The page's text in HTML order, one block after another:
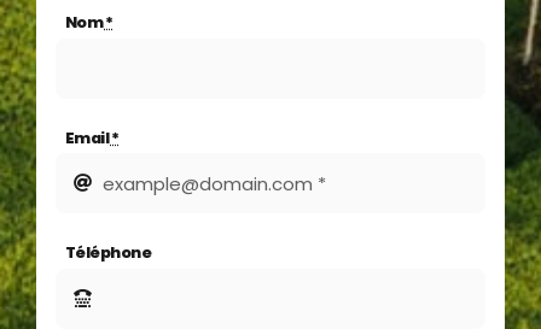
Nom*
Email*
Téléphone